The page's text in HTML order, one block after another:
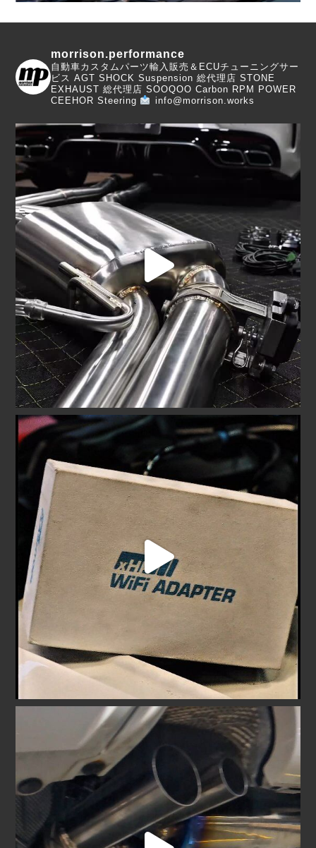
morrison.performance
自動車カスタムパーツ輸入販売＆ECUチューニングサー
ビス AGT SHOCK Suspension 総代理店 STONE
EXHAUST 総代理店 SOOQOO Carbon RPM POWER
CEEHOR Steering
info@morrison.works